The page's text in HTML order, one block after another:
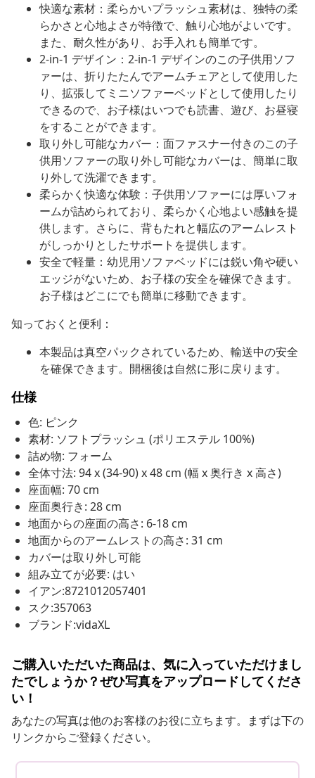
快適な素材：柔らかいプラッシュ素材は、独特の柔
らかさと心地よさが特徴で、触り心地がよいです。
また、耐久性があり、お手入れも簡単です。
2-in-1 デザイン：2-in-1 デザインのこの子供用ソフ
ァーは、折りたたんでアームチェアとして使用した
り、拡張してミニソファーベッドとして使用したり
できるので、お子様はいつでも読書、遊び、お昼寝
をすることができます。
取り外し可能なカバー：面ファスナー付きのこの子
供用ソファーの取り外し可能なカバーは、簡単に取
り外して洗濯できます。
柔らかく快適な体験：子供用ソファーには厚いフォ
ームが詰められており、柔らかく心地よい感触を提
供します。さらに、背もたれと幅広のアームレスト
がしっかりとしたサポートを提供します。
安全で軽量：幼児用ソファベッドには鋭い角や硬い
エッジがないため、お子様の安全を確保できます。
お子様はどこにでも簡単に移動できます。
知っておくと便利：
本製品は真空パックされているため、輸送中の安全
を確保できます。開梱後は自然に形に戻ります。
仕様
色: ピンク
素材: ソフトプラッシュ (ポリエステル 100%)
詰め物: フォーム
全体寸法: 94 x (34-90) x 48 cm (幅 x 奥行き x 高さ)
座面幅: 70 cm
座面奥行き: 28 cm
地面からの座面の高さ: 6-18 cm
地面からのアームレストの高さ: 31 cm
カバーは取り外し可能
組み立てが必要: はい
イアン:8721012057401
スク:357063
ブランド:vidaXL
ご購入いただいた商品は、気に入っていただけまし
たでしょうか？ぜひ写真をアップロードしてくださ
い！
あなたの写真は他のお客様のお役に立ちます。まずは下の
リンクからご登録ください。